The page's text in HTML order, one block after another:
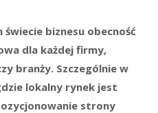
biznesu obecność
dla każdej firmy,
branży. Szczególnie w
lokalny rynek jest
strony